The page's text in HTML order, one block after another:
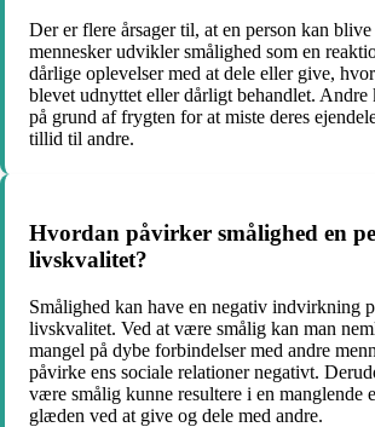
Der er flere årsager til, at en person kan
mennesker udvikler smålighed som en
dårlige oplevelser med at dele eller give,
blevet udnyttet eller dårligt behandlet.
på grund af frygten for at miste deres
tillid til andre.
Hvordan påvirker smålighed en
livskvalitet?
Smålighed kan have en negativ indvirkning
livskvalitet. Ved at være smålig kan man
mangel på dybe forbindelser med andre
påvirke ens sociale relationer negativt.
være smålig kunne resultere i en manglende
glæden ved at give og dele med andre.